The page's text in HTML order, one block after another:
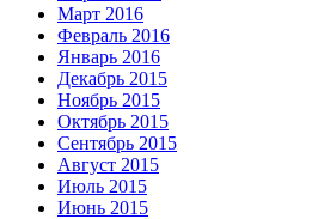
Март 2016
Февраль 2016
Январь 2016
Декабрь 2015
Ноябрь 2015
Октябрь 2015
Сентябрь 2015
Август 2015
Июль 2015
Июнь 2015